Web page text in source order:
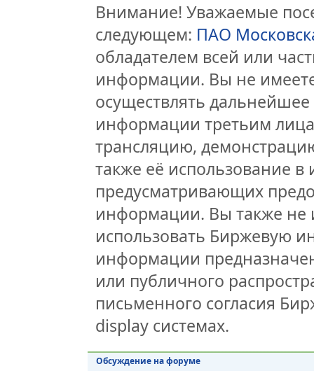
Внимание! Уважаемые
следующем: ПАО
обладателем всей или
информации. Вы не
осуществлять
информации третьим
трансляцию,
также её использование
предусматривающих
информации. Вы также не
использовать Биржевую
информации
или публичного
письменного согласия
display системах.
Обсуждение на форуме